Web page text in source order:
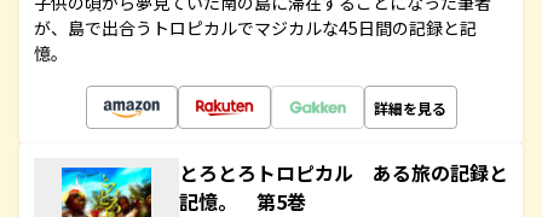
が、島で出合うトロピカルでマジカルな45日間の記録と記
憶。
詳細を見る
とろとろトロピカル ある旅の記録と
記憶。 第5巻